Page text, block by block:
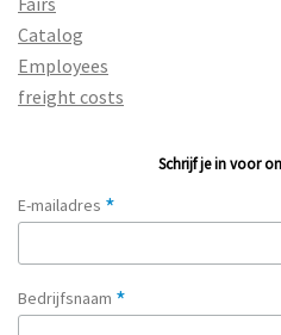
Catalog
Employees
freight costs
Schrijf je in voor
E-mailadres *
Bedrijfsnaam *